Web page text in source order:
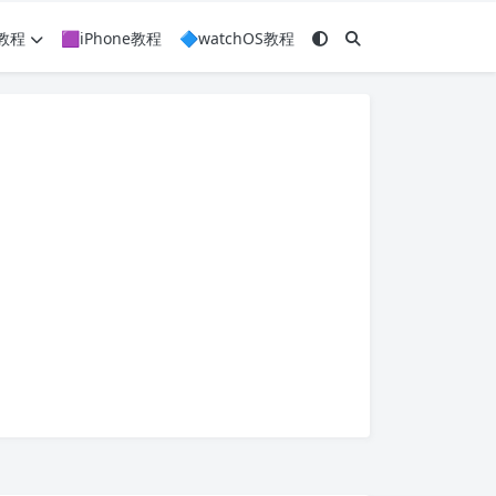
程 🟪iPhone教程 🔷watchOS教程